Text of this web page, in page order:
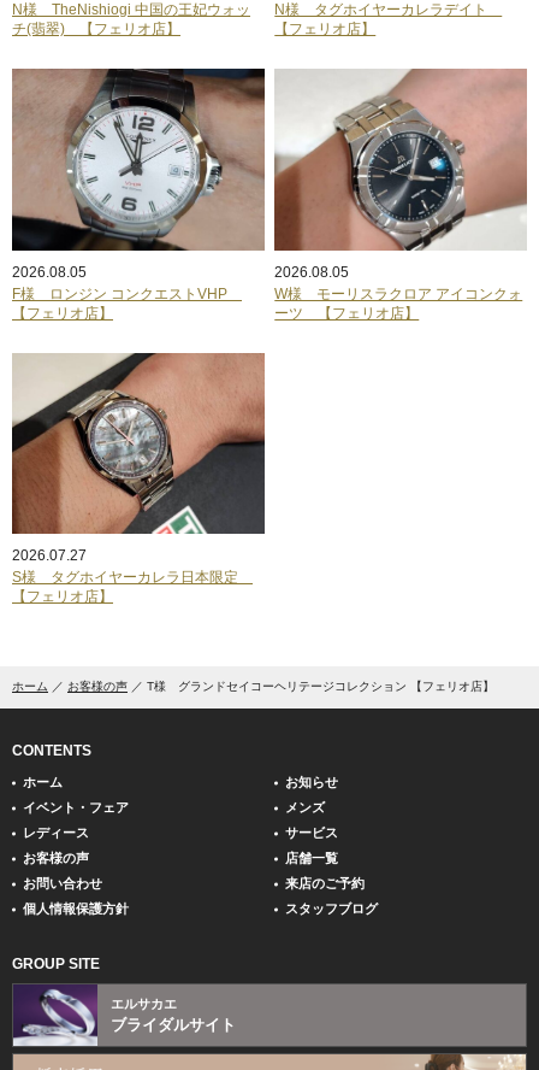
N様 TheNishiogi 中国の王妃ウォッ
チ(翡翠) 【フェリオ店】
N様 タグホイヤーカレラデイト
【フェリオ店】
2026.08.05
F様 ロンジン コンクエストVHP
【フェリオ店】
2026.08.05
W様 モーリスラクロア アイコンクォ
ーツ 【フェリオ店】
2026.07.27
S様 タグホイヤーカレラ日本限定
【フェリオ店】
ホーム お客様の声 T様 グランドセイコーヘリテージコレクション 【フェリオ店】
CONTENTS
ホーム
お知らせ
イベント・フェア
メンズ
レディース
サービス
お客様の声
店舗一覧
お問い合わせ
来店のご予約
個人情報保護方針
スタッフブログ
GROUP SITE
エルサカエ
ブライダルサイト